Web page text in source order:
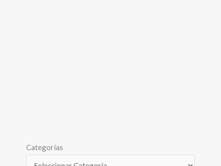
Categorías